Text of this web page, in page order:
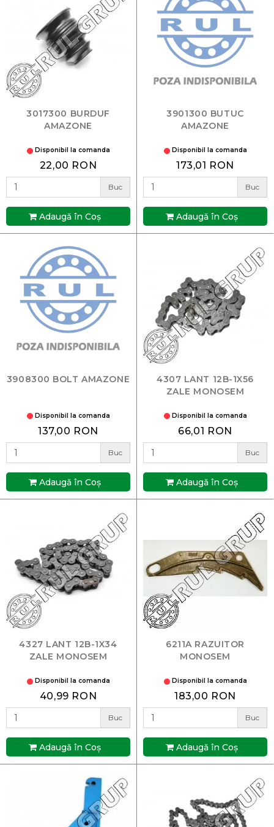
3017300 BURDUF
AMAZONE
Disponibil la comanda
22,00 RON
Buc
Adaugă în Coş
3901300 BUTUC
AMAZONE
Disponibil la comanda
173,01 RON
Buc
Adaugă în Coş
3908300 BOLT AMAZONE
Disponibil la comanda
137,00 RON
Buc
Adaugă în Coş
4307 LANT 12B-1X56
ZALE MONOSEM
Disponibil la comanda
66,01 RON
Buc
Adaugă în Coş
4327 LANT 12B-1X34
ZALE MONOSEM
Disponibil la comanda
40,99 RON
Buc
Adaugă în Coş
6211A RAZUITOR
MONOSEM
Disponibil la comanda
183,00 RON
Buc
Adaugă în Coş